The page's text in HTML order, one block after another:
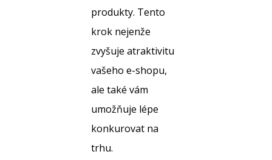
produkty. Tento
krok nejenže
zvyšuje atraktivitu
vašeho e-shopu,
ale také vám
umožňuje lépe
konkurovat na
trhu.